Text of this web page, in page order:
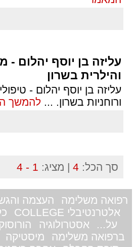
עליזה בן יוסף יהלום -
והילרית בשרון
עליזה בן יוסף יהלום -
ורוחניות בשרון. ... להמשך
סך הכל: 4 | מציג: 1 - 4
רפואה משלימה העצמה
אלטרנטיבלי COLLEGE
על...
אסטרולוגיה
ברפואה משלימה
מיסטיקה